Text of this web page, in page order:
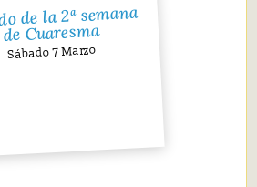
de la 2ª semana
de Cuaresma
Sábado 7 Marzo